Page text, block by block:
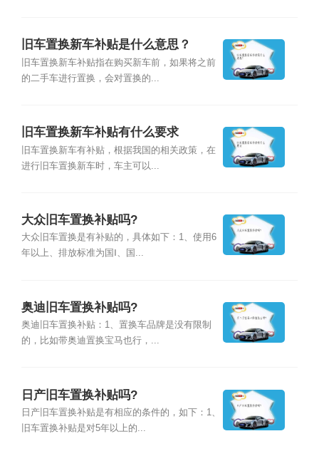
旧车置换新车补贴是什么意思？
旧车置换新车补贴指在购买新车前，如果将之前
的二手车进行置换，会对置换的...
旧车置换新车补贴有什么要求
旧车置换新车有补贴，根据我国的相关政策，在
进行旧车置换新车时，车主可以...
大众旧车置换补贴吗?
大众旧车置换是有补贴的，具体如下：1、使用6
年以上、排放标准为国Ⅰ、国...
奥迪旧车置换补贴吗?
奥迪旧车置换补贴：1、置换车品牌是没有限制
的，比如带奥迪置换宝马也行，...
日产旧车置换补贴吗?
日产旧车置换补贴是有相应的条件的，如下：1、
旧车置换补贴是对5年以上的...